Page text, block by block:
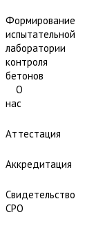
Формирование
испытательной
лаборатории
контроля
бетонов
О
нас
Аттестация
Аккредитация
Свидетельство
СРО